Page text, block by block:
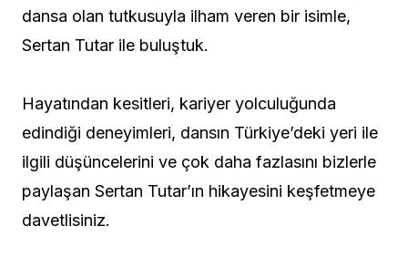
dansa olan tutkusuyla ilham veren bir isimle,
Sertan Tutar ile buluştuk.
Hayatından kesitleri, kariyer yolculuğunda
edindiği deneyimleri, dansın Türkiye’deki yeri ile
ilgili düşüncelerini ve çok daha fazlasını bizlerle
paylaşan Sertan Tutar’ın hikayesini keşfetmeye
davetlisiniz.